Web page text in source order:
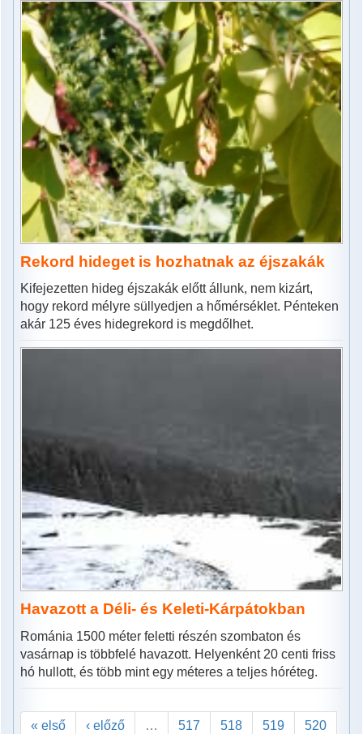
Rekord hideget is hozhatnak az éjszakák
Kifejezetten hideg éjszakák előtt állunk, nem kizárt,
hogy rekord mélyre süllyedjen a hőmérséklet. Pénteken
akár 125 éves hidegrekord is megdőlhet.
Havazott a Déli- és Keleti-Kárpátokban
Románia 1500 méter feletti részén szombaton és
vasárnap is többfelé havazott. Helyenként 20 centi friss
hó hullott, és több mint egy méteres a teljes hóréteg.
« első ‹ előző … 517 518 519 520